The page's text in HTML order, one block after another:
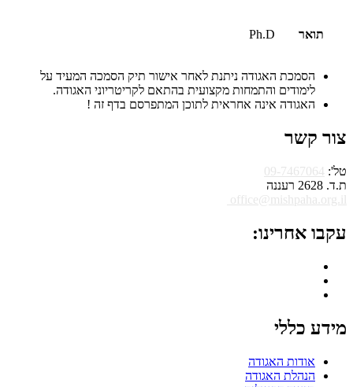
תואר Ph.D
הסמכת האגודה ניתנת לאחר אישור תיק הסמכה המעיד על
לימודים והתמחות מקצועית בהתאם לקריטריוני האגודה.
האגודה אינה אחראית לתוכן המתפרסם בדף זה !
צור קשר
טל': 09-7467064
ת.ד. 2628 רעננה
office@mishpaha.org.il
עקבו אחרינו:
מידע כללי
אודות האגודה
הנהלת האגודה